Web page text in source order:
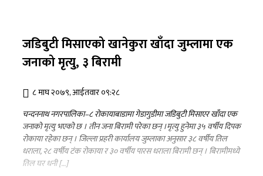
जडिबुटी मिसाएको खानेकुरा खाँदा जुम्लामा एक
जनाको मृत्यु, ३ बिरामी
८ माघ २०७९, आईतवार ०९:२८
चन्दननाथ नगरपालिका–८ रोकायाबाडामा गेडागुडीमा जडिबुटी मिसाएर खाँदा एक
जनाको मृत्यु भएको छ । तीन जना बिरामी परेका छन् ।मृत्यु हुनेमा ३५ वर्षीय दिपक
रोकाया रहेका छन् । जिल्ला प्रहरी कार्यालय जुम्लाका अनुसार ३८ वर्षीय तिल
धराला, २८ वर्षीय टंक रोकाया र ३० वर्षीय पारस धराला बिरामी छन् । बिरामीमध्ये
तिल घर धनी […]